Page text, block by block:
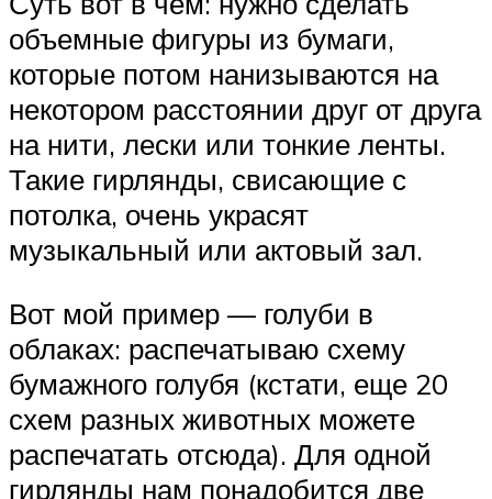
объемные фигуры из бумаги,
которые потом нанизываются на
некотором расстоянии друг от друга
на нити, лески или тонкие ленты.
Такие гирлянды, свисающие с
потолка, очень украсят
музыкальный или актовый зал.
Вот мой пример — голуби в
облаках: распечатываю схему
бумажного голубя (кстати, еще 20
схем разных животных можете
распечатать отсюда). Для одной
гирлянды нам понадобится две